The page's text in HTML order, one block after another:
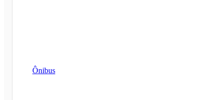
Ônibus